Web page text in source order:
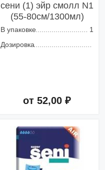
сени (1) эйр смолл N1
(55-80см/1300мл)
В упаковке
1
Дозировка
от 52,00 ₽